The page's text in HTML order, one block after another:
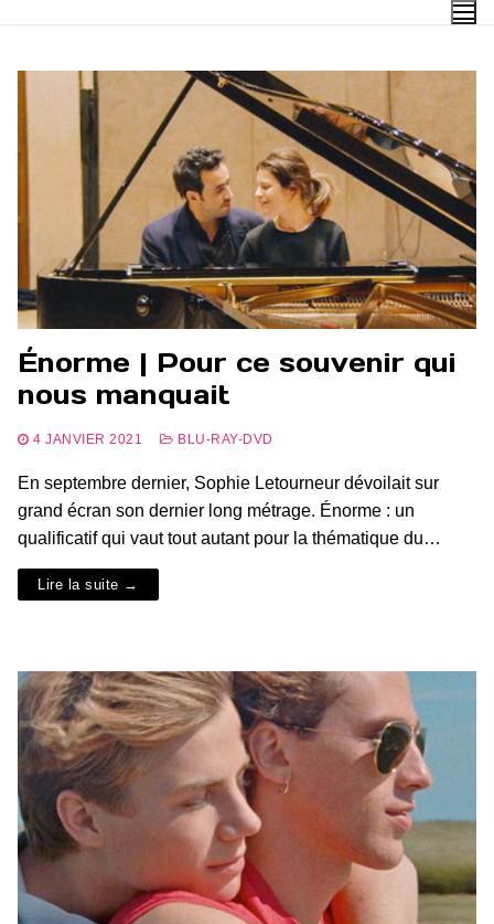
contenu
Énorme | Pour ce souvenir qui
nous manquait
4 JANVIER 2021 BLU-RAY-DVD
En septembre dernier, Sophie Letourneur dévoilait sur
grand écran son dernier long métrage. Énorme : un
qualificatif qui vaut tout autant pour la thématique du…
Lire la suite →